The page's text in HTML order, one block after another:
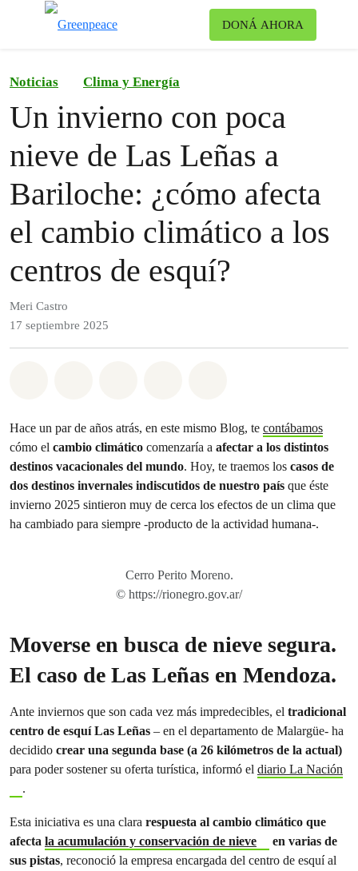
DONÁ AHORA
Noticias Clima y Energía
Un invierno con poca
nieve de Las Leñas a
Bariloche: ¿cómo afecta
el cambio climático a los
centros de esquí?
Meri Castro
17 septiembre 2025
Hace un par de años atrás, en este mismo Blog, te contábamos
cómo el cambio climático comenzaría a afectar a los distintos
destinos vacacionales del mundo. Hoy, te traemos los casos de
dos destinos invernales indiscutidos de nuestro país que éste
invierno 2025 sintieron muy de cerca los efectos de un clima que
ha cambiado para siempre -producto de la actividad humana-.
Cerro Perito Moreno.
© https://rionegro.gov.ar/
Moverse en busca de nieve segura.
El caso de Las Leñas en Mendoza.
Ante inviernos que son cada vez más impredecibles, el tradicional
centro de esquí Las Leñas – en el departamento de Malargüe- ha
decidido crear una segunda base (a 26 kilómetros de la actual)
para poder sostener su oferta turística, informó el diario La Nación
.
Esta iniciativa es una clara respuesta al cambio climático que
afecta la acumulación y conservación de nieve
en varias de
sus pistas, reconoció la empresa encargada del centro de esquí al